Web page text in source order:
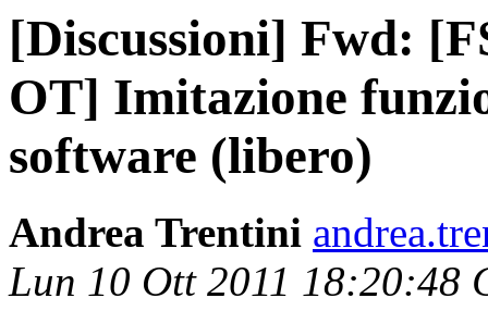
[Discussioni] Fwd:
OT] Imitazione
software (libero)
Andrea Trentini
Lun 10 Ott 2011 18:20:48